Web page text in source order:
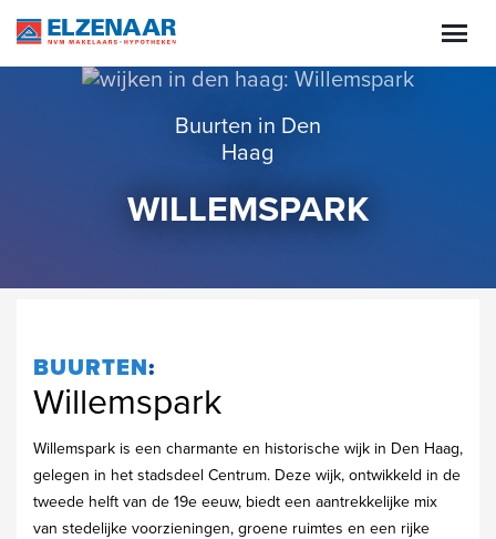
Buurten in Den
Haag
WILLEMSPARK
BUURTEN:
Willemspark
Willemspark is een charmante en historische wijk in Den Haag,
gelegen in het stadsdeel Centrum. Deze wijk, ontwikkeld in de
tweede helft van de 19e eeuw, biedt een aantrekkelijke mix
van stedelijke voorzieningen, groene ruimtes en een rijke